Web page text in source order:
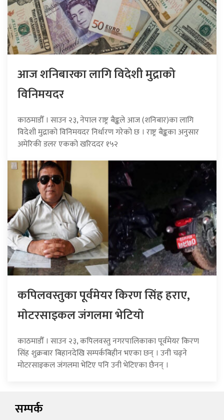
आज शनिबारका लागि विदेशी मुद्राको
विनिमयदर
काठमाडौँ । साउन २३, नेपाल राष्ट्र बैङ्कले आज (शनिबार)का लागि
विदेशी मुद्राको विनिमयदर निर्धारण गरेको छ । राष्ट्र बैङ्कका अनुसार
अमेरिकी डलर एकको खरिददर १५२
कपिलवस्तुका पूर्वमेयर किरण सिंह हराए,
माेटरसाइकल जंगलमा भेटियाे
काठमाडौँ । साउन २३, कपिलवस्तु नगरपालिकाका पूर्वमेयर किरण
सिंह शुक्रबार बिहानदेखि सम्पर्कबिहीन भएका छन् । उनी चढ्ने
मोटरसाइकल जंगलमा भेटिए पनि उनी भेटिएका छैनन् ।
सम्पर्क